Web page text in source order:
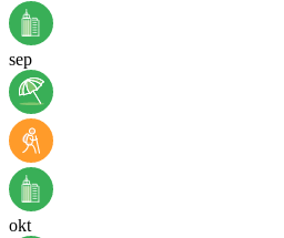
sep
okt